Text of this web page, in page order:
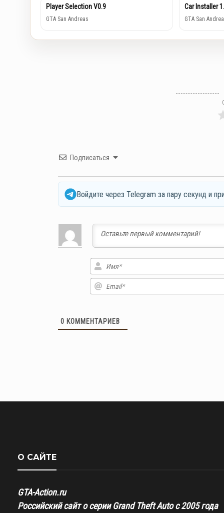
Player Selection V0.9
GTA San Andreas
Car Installer
GTA San
Подписаться
Войдите через Telegram за пару секунд и
0 КОММЕНТАРИЕВ
О САЙТЕ
GTA-Action.ru
Российский сайт о серии Grand Theft Auto с 2005 года